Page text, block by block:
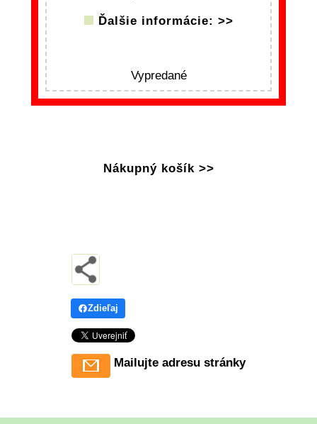
Ďalšie informácie: >>
Vypredané
Nákupný košík >>
Zdieľaj
Mailujte adresu stránky